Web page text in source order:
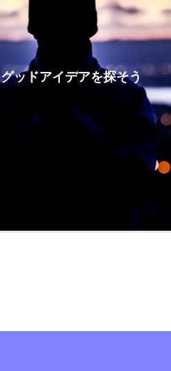
グッドアイデアを探そう